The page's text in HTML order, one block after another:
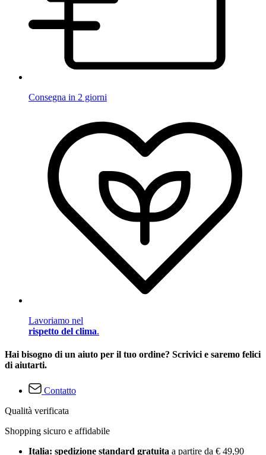
Consegna in 2 giorni
Lavoriamo nel
rispetto del clima.
Hai bisogno di un aiuto per il tuo ordine? Scrivici e saremo felici
di aiutarti.
Contatto
Qualità verificata
Shopping sicuro e affidabile
Italia: spedizione standard gratuita a partire da € 49,90